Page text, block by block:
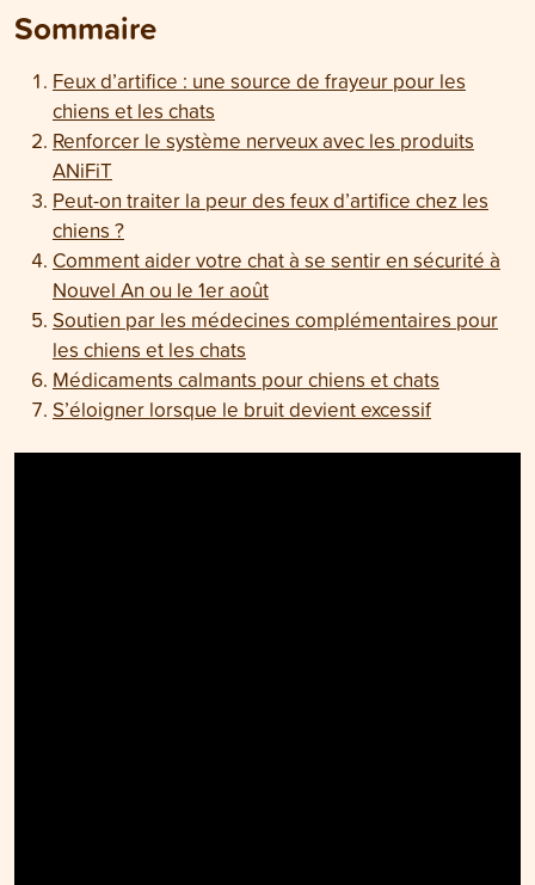
Sommaire
Feux d’artifice : une source de frayeur pour les
chiens et les chats
Renforcer le système nerveux avec les produits
ANiFiT
Peut-on traiter la peur des feux d’artifice chez les
chiens ?
Comment aider votre chat à se sentir en sécurité à
Nouvel An ou le 1er août
Soutien par les médecines complémentaires pour
les chiens et les chats
Médicaments calmants pour chiens et chats
S’éloigner lorsque le bruit devient excessif